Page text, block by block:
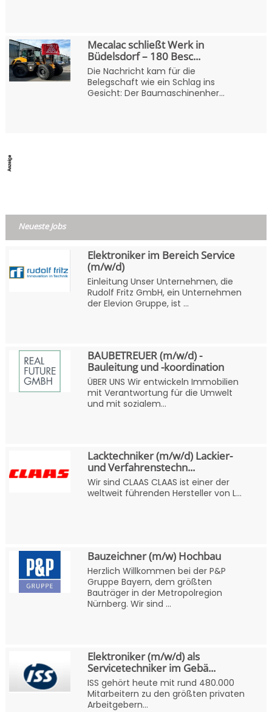
Mecalac schließt Werk in
Büdelsdorf – 180 Besc...
Die Nachricht kam für die
Belegschaft wie ein Schlag ins
Gesicht: Der Baumaschinenher...
Neueste Jobs
Elektroniker im Bereich Service
(m/w/d)
Einleitung Unser Unternehmen, die
Rudolf Fritz GmbH, ein Unternehmen
der Elevion Gruppe, ist ...
BAUBETREUER (m/w/d) -
Bauleitung und -koordination
ÜBER UNS Wir entwickeln Immobilien
mit Verantwortung für die Umwelt
und mit sozialem...
Lacktechniker (m/w/d) Lackier-
und Verfahrenstechn...
Wir sind CLAAS CLAAS ist einer der
weltweit führenden Hersteller von L...
Bauzeichner (m/w) Hochbau
Herzlich Willkommen bei der P&P
Gruppe Bayern, dem größten
Bauträger in der Metropolregion
Nürnberg. Wir sind ...
Elektroniker (m/w/d) als
Servicetechniker im Gebä...
ISS gehört heute mit rund 480.000
Mitarbeitern zu den größten privaten
Arbeitgebern...